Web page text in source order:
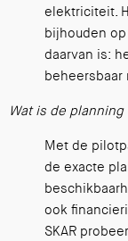
elektriciteit.
bijhouden
daarvan is:
beheersbaar
Wat is de
Met de
de exacte
ook
SKAR